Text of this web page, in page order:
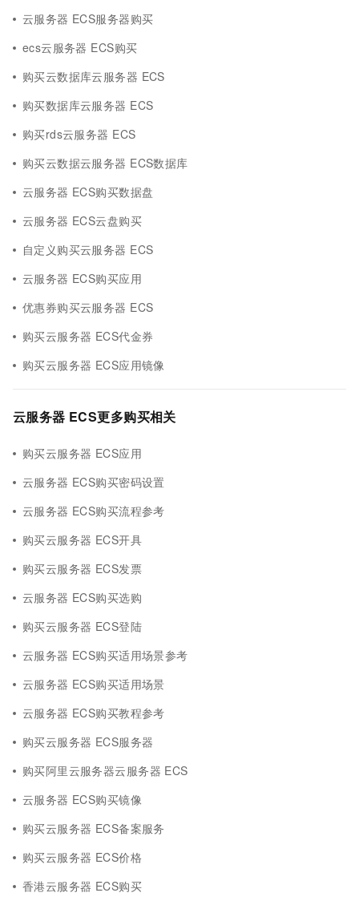
云服务器 ECS服务器购买
ecs云服务器 ECS购买
购买云数据库云服务器 ECS
购买数据库云服务器 ECS
购买rds云服务器 ECS
购买云数据云服务器 ECS数据库
云服务器 ECS购买数据盘
云服务器 ECS云盘购买
自定义购买云服务器 ECS
云服务器 ECS购买应用
优惠券购买云服务器 ECS
购买云服务器 ECS代金券
购买云服务器 ECS应用镜像
云服务器 ECS更多购买相关
购买云服务器 ECS应用
云服务器 ECS购买密码设置
云服务器 ECS购买流程参考
购买云服务器 ECS开具
购买云服务器 ECS发票
云服务器 ECS购买选购
购买云服务器 ECS登陆
云服务器 ECS购买适用场景参考
云服务器 ECS购买适用场景
云服务器 ECS购买教程参考
购买云服务器 ECS服务器
购买阿里云服务器云服务器 ECS
云服务器 ECS购买镜像
购买云服务器 ECS备案服务
购买云服务器 ECS价格
香港云服务器 ECS购买